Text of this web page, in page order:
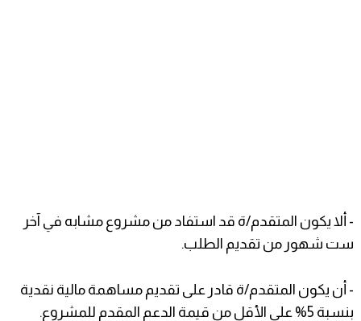
- ألا يكون المتقدم/ة قد استفاد من مشروع مشابه في آخر
ست شهور من تقديم الطلب.
- أن يكون المتقدم/ة قادر على تقديم مساهمة مالية نقدية
بنسبة 5% على الأقل من قيمة الدعم المقدم للمشروع.